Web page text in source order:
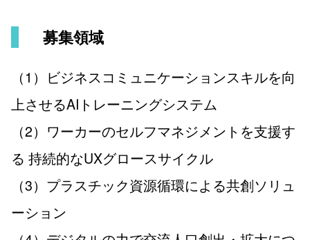
募集領域
（1）ビジネスコミュニケーションスキルを向
上させるAIトレーニングシステム
（2）ワーカーのセルフマネジメントを支援す
る 持続的なUXグロースサイクル
（3）プラスチック資源循環による共創ソリュ
ーション